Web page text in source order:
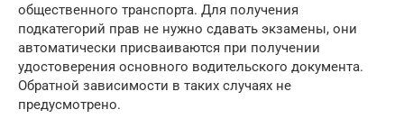
общественного транспорта. Для получения
подкатегорий прав не нужно сдавать экзамены, они
автоматически присваиваются при получении
удостоверения основного водительского документа.
Обратной зависимости в таких случаях не
предусмотрено.